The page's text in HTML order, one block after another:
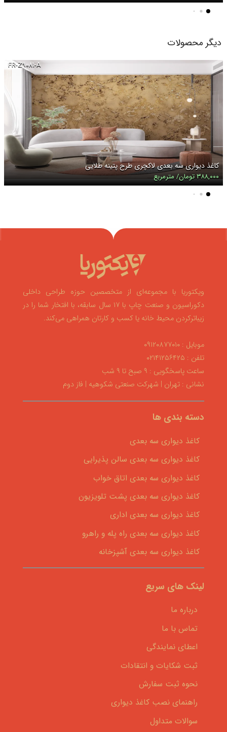
دیگر محصولات
FR-Z۹۰۸۱-A
کاغذ دیواری سه بعدی لاکچری طرح پتینه طلایی
۳۸۸,۰۰۰ تومان/ مترمربع
ویکتوریا با مجموعه‌ای از متخصصین حوزه طراحی داخلی
دکوراسیون و صنعت چاپ با ۱۷ سال سابقه، با افتخار شما را در
زیباترکردن محیط خانه یا کسب و کارتان همراهی می‌کند.
موبایل : ۰۹۱۲۰۸۷۷۰۱۰
تلفن : ۰۲۱۴۱۲۵۶۴۲۵
ساعت پاسخگویی : ۹ صبح تا ۹ شب
نشانی : تهران | شهرکت صنعتی شکوهیه | فاز دوم
دسته بندی ها
کاغذ دیواری سه بعدی
کاغذ دیواری سه بعدی سالن پذیرایی
کاغذ دیواری سه بعدی اتاق خواب
کاغذ دیواری سه بعدی پشت تلویزیون
کاغذ دیواری سه بعدی اداری
کاغذ دیواری سه بعدی راه پله و راهرو
کاغذ دیواری سه بعدی آشپزخانه
لینک های سریع
درباره ما
تماس با ما
اعطای نمایندگی
ثبت شکایات و انتقادات
نحوه ثبت سفارش
راهنمای نصب کاغذ دیواری
سوالات متداول